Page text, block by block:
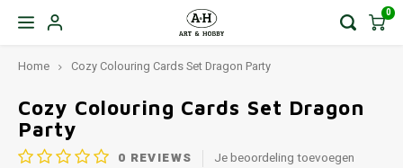
0
Home Cozy Colouring Cards Set Dragon Party
Cozy Colouring Cards Set Dragon
Party
0 REVIEWS Je beoordeling toevoegen